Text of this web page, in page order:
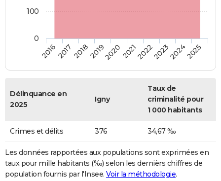
2016201720182019202020212022202320242025
0
100
Délinquance en
2025
Igny
Taux de
criminalité pour
1 000 habitants
Crimes et délits 376 34,67 ‰
Les données rapportées aux populations sont exprimées en
taux pour mille habitants (‰) selon les dernièrs chiffres de
population fournis par l'Insee. Voir la méthodologie.